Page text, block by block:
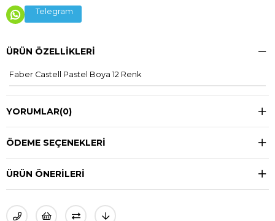
Telegram
ÜRÜN ÖZELLIKLERI
Faber Castell Pastel Boya 12 Renk
YORUMLAR(0)
ÖDEME SEÇENEKLERI
ÜRÜN ÖNERILERI